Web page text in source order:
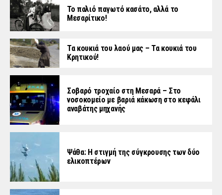
Το παλιό παγωτό κασάτο, αλλά το
Μεσαρίτικο!
Τα κουκιά του λαού μας – Τα κουκιά του
Κρητικού!
Σοβαρό τροχαίο στη Μεσαρά – Στο
νοσοκομείο με βαριά κάκωση στο κεφάλι
αναβάτης μηχανής
Ψάθα: Η στιγμή της σύγκρουσης των δύο
ελικοπτέρων